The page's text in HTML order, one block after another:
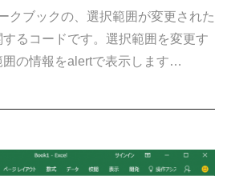
クブックの、選択範囲が変更された
るコードです。選択範囲を変更す
囲の情報をalertで表示します…